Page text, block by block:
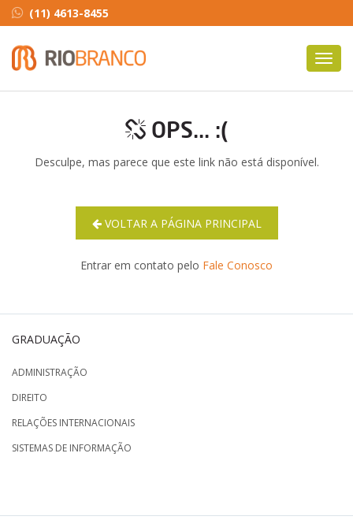
(11) 4613-8455
OPS... :(
Desculpe, mas parece que este link não está disponível.
VOLTAR A PÁGINA PRINCIPAL
Entrar em contato pelo Fale Conosco
GRADUAÇÃO
ADMINISTRAÇÃO
DIREITO
RELAÇÕES INTERNACIONAIS
SISTEMAS DE INFORMAÇÃO